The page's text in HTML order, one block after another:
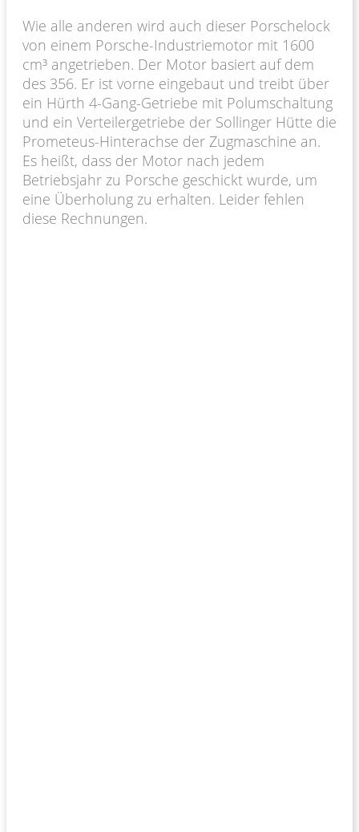
Wie alle anderen wird auch dieser Porschelock
von einem Porsche-Industriemotor mit 1600
cm³ angetrieben. Der Motor basiert auf dem
des 356. Er ist vorne eingebaut und treibt über
ein Hürth 4-Gang-Getriebe mit Polumschaltung
und ein Verteilergetriebe der Sollinger Hütte die
Prometeus-Hinterachse der Zugmaschine an.
Es heißt, dass der Motor nach jedem
Betriebsjahr zu Porsche geschickt wurde, um
eine Überholung zu erhalten. Leider fehlen
diese Rechnungen.